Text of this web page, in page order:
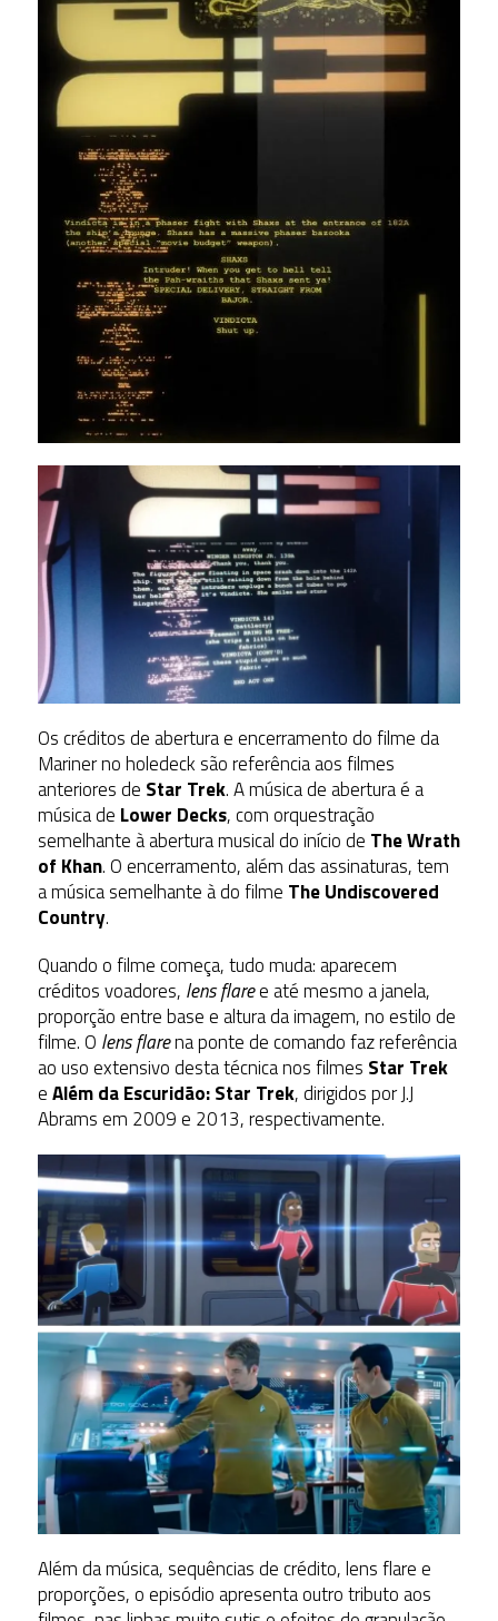
Os créditos de abertura e encerramento do filme da
Mariner no holedeck são referência aos filmes
anteriores de Star Trek. A música de abertura é a
música de Lower Decks, com orquestração
semelhante à abertura musical do início de The Wrath
of Khan. O encerramento, além das assinaturas, tem
a música semelhante à do filme The Undiscovered
Country.
Quando o filme começa, tudo muda: aparecem
créditos voadores, lens flaree até mesmo a janela,
proporção entre base e altura da imagem, no estilo de
filme. O lens flarena ponte de comando faz referência
ao uso extensivo desta técnica nos filmes Star Trek
eAlém da Escuridão: Star Trek, dirigidos por J.J
Abrams em 2009 e 2013, respectivamente.
Além da música, sequências de crédito, lens flare e
proporções, o episódio apresenta outro tributo aos